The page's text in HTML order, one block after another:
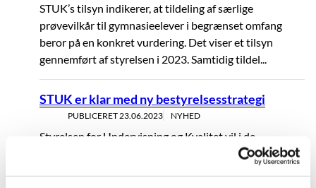
STUK’s tilsyn indikerer, at tildeling af særlige
prøvevilkår til gymnasieelever i begrænset omfang
beror på en konkret vurdering. Det viser et tilsyn
gennemført af styrelsen i 2023. Samtidig tildel...
STUK er klar med ny bestyrelsesstrategi
PUBLICERET 23.06.2023 NYHED
Styrelsen for Undervisning og Kvalitet vil i de
uddannelsesinstitutionernes bestyrelser. Formålet er